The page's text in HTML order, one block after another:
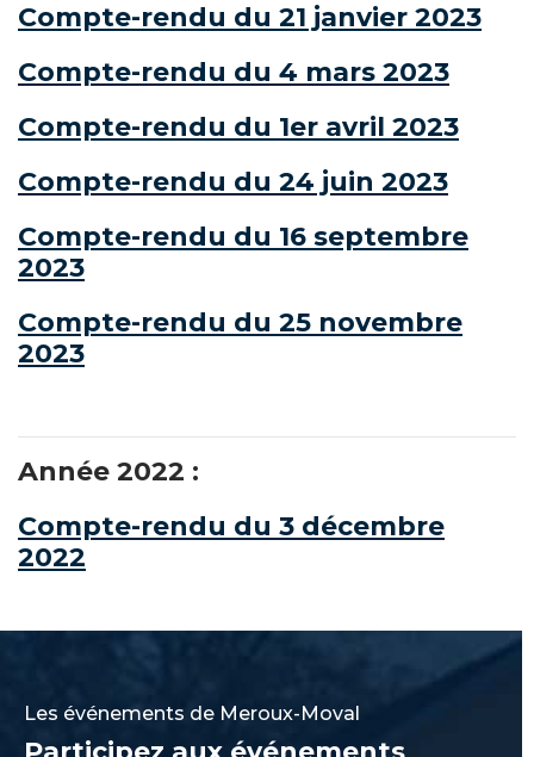
Compte-rendu du 21 janvier 2023
Compte-rendu du 4 mars 2023
Compte-rendu du 1er avril 2023
Compte-rendu du 24 juin 2023
Compte-rendu du 16 septembre
2023
Compte-rendu du 25 novembre
2023
Année 2022 :
Compte-rendu du 3 décembre
2022
Les événements de Meroux-Moval